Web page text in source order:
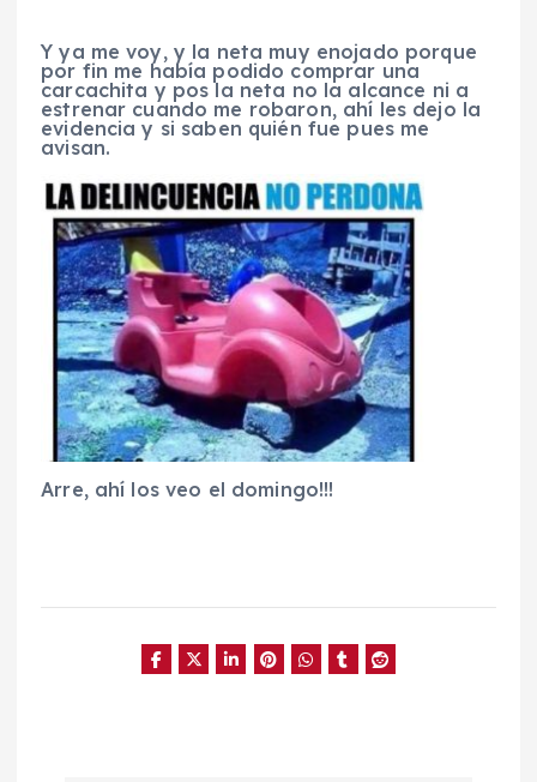
Y ya me voy, y la neta muy enojado porque
por fin me había podido comprar una
carcachita y pos la neta no la alcance ni a
estrenar cuando me robaron, ahí les dejo la
evidencia y si saben quién fue pues me
avisan.
Arre, ahí los veo el domingo!!!